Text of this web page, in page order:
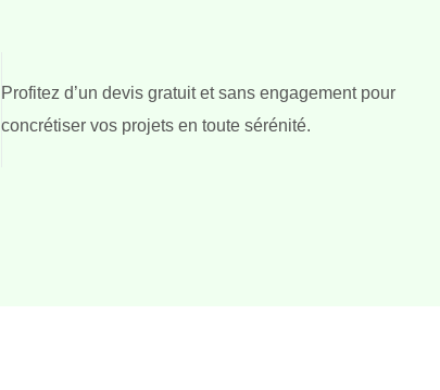
Profitez d’un devis gratuit et sans engagement pour
concrétiser vos projets en toute sérénité.